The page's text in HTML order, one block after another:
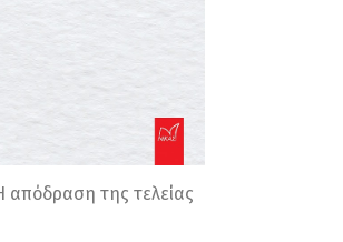
απόδραση της τελείας